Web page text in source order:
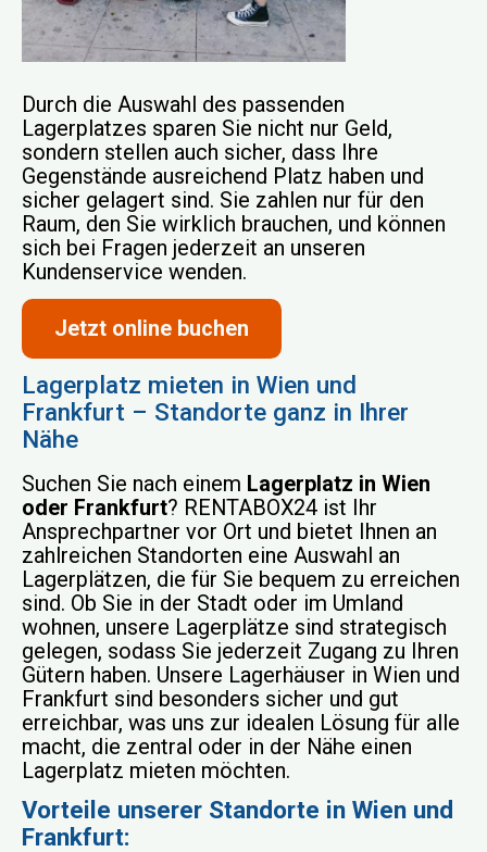
Durch die Auswahl des passenden
Lagerplatzes sparen Sie nicht nur Geld,
sondern stellen auch sicher, dass Ihre
Gegenstände ausreichend Platz haben und
sicher gelagert sind. Sie zahlen nur für den
Raum, den Sie wirklich brauchen, und können
sich bei Fragen jederzeit an unseren
Kundenservice wenden.
Jetzt online buchen
Lagerplatz mieten in Wien und
Frankfurt – Standorte ganz in Ihrer
Nähe
Suchen Sie nach einem Lagerplatz in Wien
oder Frankfurt? RENTABOX24 ist Ihr
Ansprechpartner vor Ort und bietet Ihnen an
zahlreichen Standorten eine Auswahl an
Lagerplätzen, die für Sie bequem zu erreichen
sind. Ob Sie in der Stadt oder im Umland
wohnen, unsere Lagerplätze sind strategisch
gelegen, sodass Sie jederzeit Zugang zu Ihren
Gütern haben. Unsere Lagerhäuser in Wien und
Frankfurt sind besonders sicher und gut
erreichbar, was uns zur idealen Lösung für alle
macht, die zentral oder in der Nähe einen
Lagerplatz mieten möchten.
Vorteile unserer Standorte in Wien und
Frankfurt: